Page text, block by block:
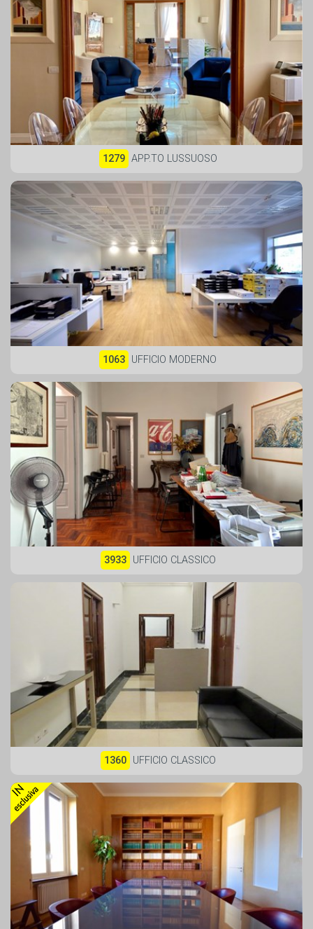
1279 APP.TO LUSSUOSO
1063 UFFICIO MODERNO
3933 UFFICIO CLASSICO
1360 UFFICIO CLASSICO